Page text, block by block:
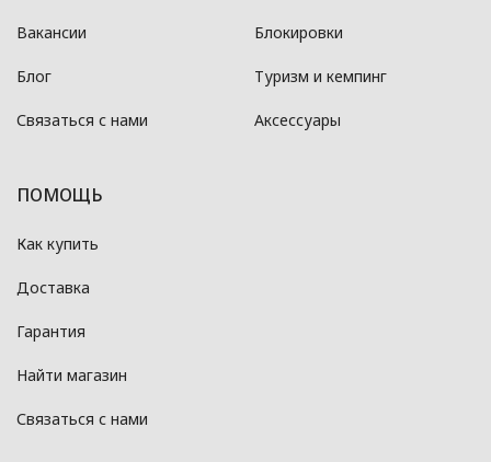
Вакансии
Блог
Связаться с нами
Блокировки
Туризм и кемпинг
Аксессуары
ПОМОЩЬ
Как купить
Доставка
Гарантия
Найти магазин
Связаться с нами